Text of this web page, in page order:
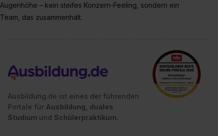
Augenhöhe – kein steifes Konzern-Feeling, sondern ein
Team, das zusammenhält.
Ausbildung.de ist eines der führenden
Portale für Ausbildung, duales
Studium und Schülerpraktikum.